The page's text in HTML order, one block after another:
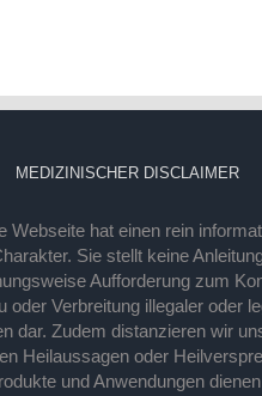
MEDIZINISCHER DISCLAIMER
Webseite hat einen rein
Sie stellt keine
Aufforderung zum
oder Verbreitung illegaler oder
dar. Zudem distanzieren wir
Heilaussagen oder
und Anwendungen